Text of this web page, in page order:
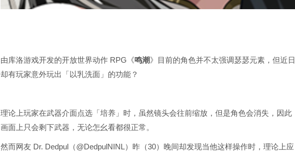
由库洛游戏开发的开放世界动作 RPG《鸣潮》目前的角色并不太强调瑟瑟元素，但近日
却有玩家意外玩出「以乳洗面」的功能？
理论上玩家在武器介面点选「培养」时，虽然镜头会往前缩放，但是角色会消失，因此
画面上只会剩下武器，无论怎幺看都很正常。
然而网友 Dr. Dedpul（@DedpulNINL）昨（30）晚间却发现当他这样操作时，理论上应